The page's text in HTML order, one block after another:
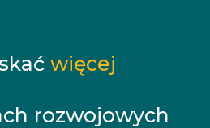
więcej
rozwojowych